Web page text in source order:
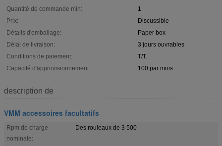
Quantité de commande min:
1
Prix:
Discussible
Détails d'emballage:
Paper box
Délai de livraison:
3 jours ouvrables
Conditions de paiement:
T/T.
Capacité d'approvisionnement:
100 par mois
description de
VMM accessoires facultatifs
Rpm de charge
nominale:
Des rouleaux de 3 500